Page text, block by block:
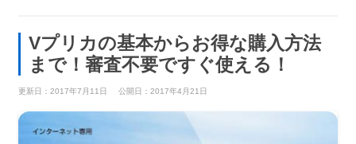
Vプリカの基本からお得な購入方法
まで！審査不要ですぐ使える！
更新日：2017年7月11日 公開日：2017年4月21日